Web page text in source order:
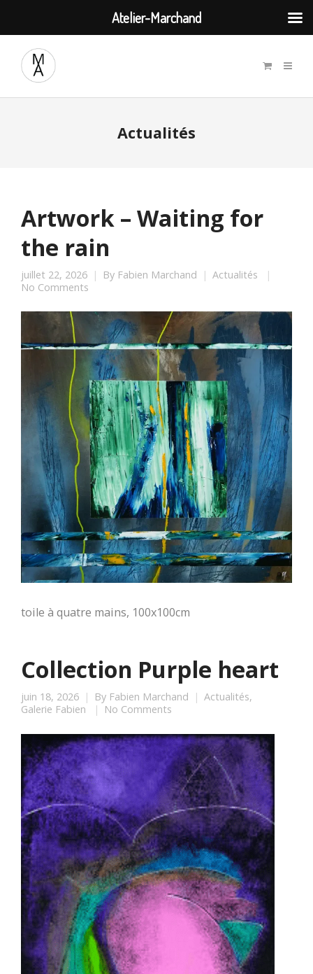
Actualités
Artwork – Waiting for
the rain
juillet 22, 2026 By Fabien Marchand
Actualités
No Comments
toile à quatre mains, 100x100cm
Collection Purple heart
juin 18, 2026 By Fabien Marchand Actualités,
Galerie Fabien
No Comments
Atelier-Marchand